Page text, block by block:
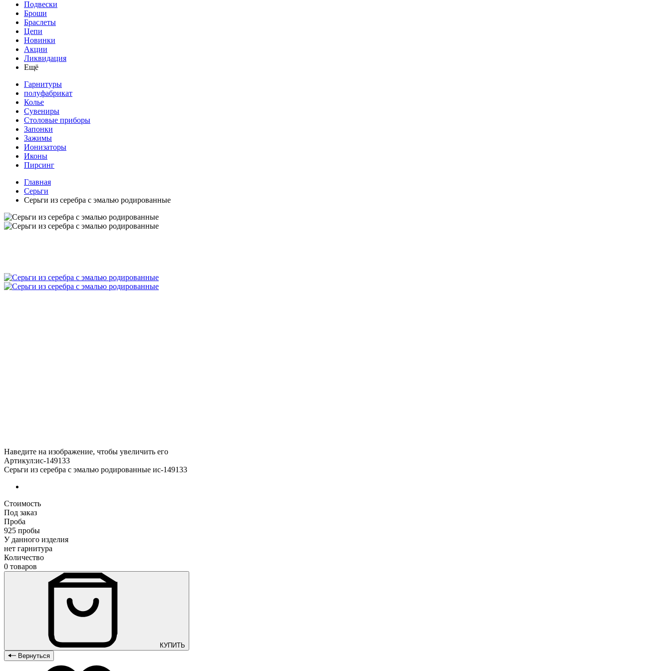
Подвески
Броши
Браслеты
Цепи
Новинки
Акции
Ликвидация
Ещё
Гарнитуры
полуфабрикат
Колье
Сувениры
Столовые приборы
Запонки
Зажимы
Ионизаторы
Иконы
Пирсинг
Главная
Серьги
Серьги из серебра с эмалью родированные
Наведите на изображение, чтобы увеличить его
Артикул:ис-149133
Серьги из серебра с эмалью родированные ис-149133
Стоимость
Под заказ
Проба
925 пробы
У данного изделия
нет гарнитура
Количество
0 товаров
КУПИТЬ
Вернуться